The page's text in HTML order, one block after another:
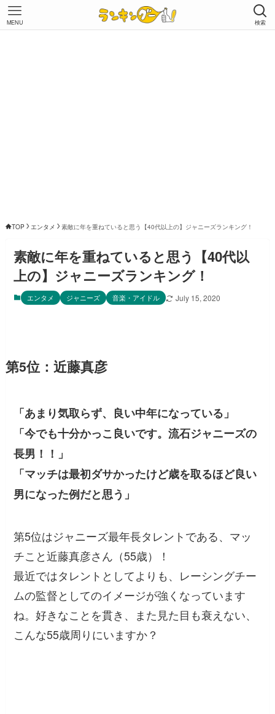
検索
MENU
TOP エンタメ 素敵に年を重ねていると思う【40代以上の】ジャニーズランキング！
素敵に年を重ねていると思う【40代以
上の】ジャニーズランキング！
エンタメ ジャニーズ 音楽・アイドル July 15, 2020
第5位：近藤真彦
「あまり気取らず、良い中年になっている」
「今でも十分かっこ良いです。流石ジャニーズの
長男！！」
「マッチは最初ダサかったけど歳を取るほど良い
男になった例だと思う」
第5位はジャニーズ最年長タレントである、マッ
チこと近藤真彦さん（55歳）！
最近ではタレントとしてよりも、レーシングチー
ムの監督としてのイメージが強くなっています
ね。好きなことを貫き、また見た目も衰えない、
こんな55歳周りにいますか？